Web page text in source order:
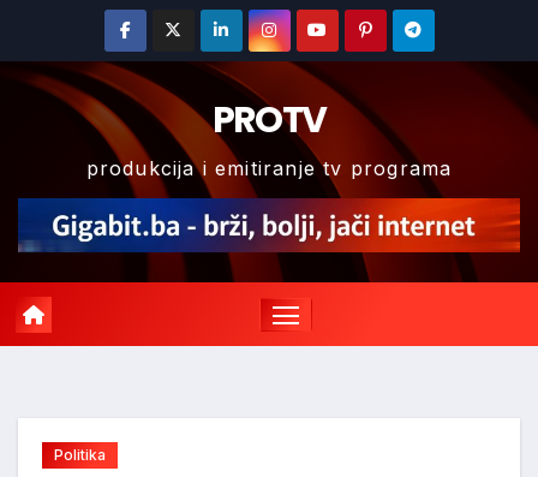
content
PROTV
produkcija i emitiranje tv programa
Politika